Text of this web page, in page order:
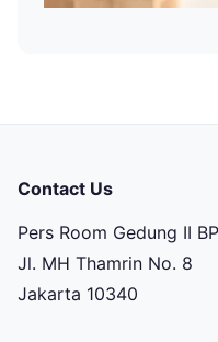
Contact Us
Pers Room Gedung II
Jl. MH Thamrin No. 8
Jakarta 10340